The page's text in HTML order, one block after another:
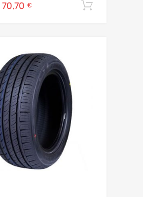
70,70 €